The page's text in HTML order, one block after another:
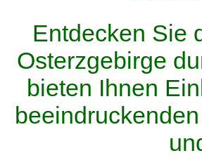
Entdecken Sie
Osterzgebirge
bieten Ihnen